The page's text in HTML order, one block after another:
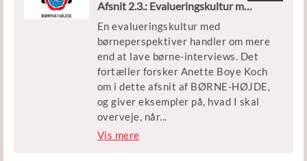
Viborg og hørt om, hvordan de
dagligt overvejer balancen mellem
dannelse og bespisning i deres
måltider.
Medvirkende
Stine Rosenlund, forsker ved
Roskilde Universitet
Leder, personale og børn fra
Afsnit 2.3.: Evalueringskultur med børneperspektiver
En evalueringskultur med
børneperspektiver handler om mere
end at lave børne-interviews. Det
fortæller forsker Anette Boye Koch
om i dette afsnit af BØRNE-HØJDE,
og giver eksempler på, hvad I skal
overveje, når...
I inddrager børnenes per-spektiver.
Vis mere